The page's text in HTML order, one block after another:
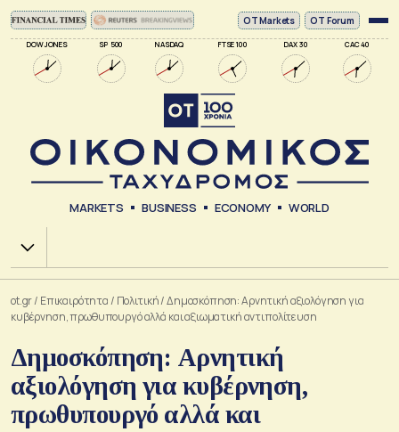
DOW JONES SP 500 NASDAQ FTSE 100 DAX 30 CAC 40
ΟΤ Markets OT Forum
MARKETS BUSINESS ECONOMY WORLD
Χ.Α.
ot.gr/ Επικαιρότητα / Πολιτική/Δημοσκόπηση: Αρνητική αξιολόγηση για
κυβέρνηση, πρωθυπουργό αλλά και αξιωματική αντιπολίτευση
Δημοσκόπηση: Αρνητική
αξιολόγηση για κυβέρνηση,
πρωθυπουργό αλλά και